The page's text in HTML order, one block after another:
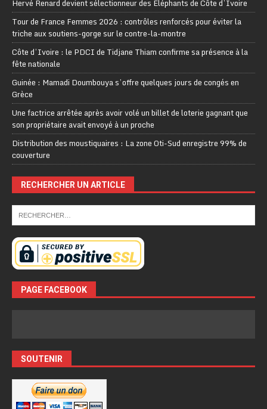
Hervé Renard devient sélectionneur des Eléphants de Côte d’Ivoire
Tour de France Femmes 2026 : contrôles renforcés pour éviter la
triche aux soutiens-gorge sur le contre-la-montre
Côte d’Ivoire : le PDCI de Tidjane Thiam confirme sa présence à la
fête nationale
Guinée : Mamadi Doumbouya s’offre quelques jours de congés en
Grèce
Une factrice arrêtée après avoir volé un billet de loterie gagnant que
son propriétaire avait envoyé à un proche
Distribution des moustiquaires : La zone Oti-Sud enregistre 99% de
couverture
RECHERCHER UN ARTICLE
PAGE FACEBOOK
SOUTENIR